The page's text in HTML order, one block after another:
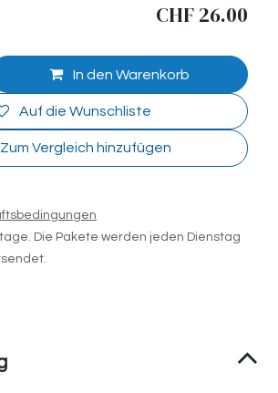
In den Warenkorb
Zum Vergleich hinzufügen
Auf die Wunschliste
CHF 26.00
Die Pakete werden jeden Dienstag